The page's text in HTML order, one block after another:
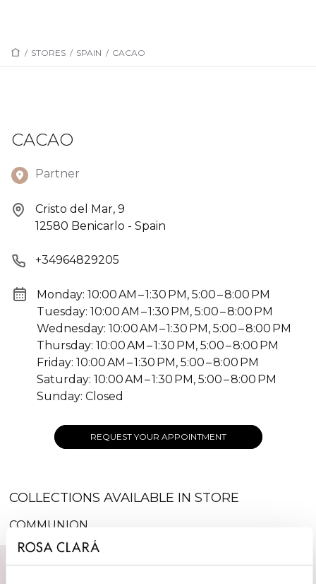
/ STORES / SPAIN / CACAO
CACAO
Partner
Cristo del Mar, 9
12580 Benicarlo - Spain
+34964829205
Monday: 10:00 AM – 1:30 PM, 5:00 – 8:00 PM
Tuesday: 10:00 AM – 1:30 PM, 5:00 – 8:00 PM
Wednesday: 10:00 AM – 1:30 PM, 5:00 – 8:00 PM
Thursday: 10:00 AM – 1:30 PM, 5:00 – 8:00 PM
Friday: 10:00 AM – 1:30 PM, 5:00 – 8:00 PM
Saturday: 10:00 AM – 1:30 PM, 5:00 – 8:00 PM
Sunday: Closed
REQUEST YOUR APPOINTMENT
COLLECTIONS AVAILABLE IN STORE
COMMUNION